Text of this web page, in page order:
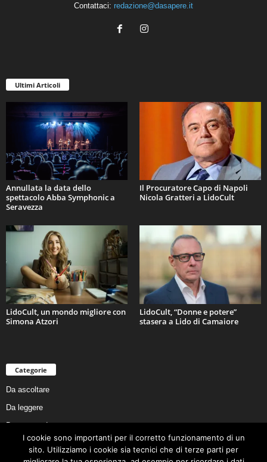
Contattaci: redazione@dasapere.it
Ultimi Articoli
Annullata la data dello
spettacolo Abba Symphonic a
Seravezza
Il Procuratore Capo di Napoli
Nicola Gratteri a LidoCult
LidoCult, un mondo migliore con
Simona Atzori
LidoCult, “Donne e potere”
stasera a Lido di Camaiore
Categorie
Da ascoltare
Da leggere
Da non perdere
Da conoscere
I cookie sono importanti per il corretto funzionamento di un
sito. Utilizziamo i cookie sia tecnici che di terze parti per